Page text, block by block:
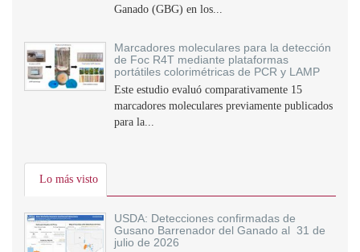
Ganado (GBG) en los...
Marcadores moleculares para la detección
de Foc R4T mediante plataformas
portátiles colorimétricas de PCR y LAMP
Este estudio evaluó comparativamente 15
marcadores moleculares previamente publicados
para la...
Lo más visto
USDA: Detecciones confirmadas de
Gusano Barrenador del Ganado al 31 de
julio de 2026